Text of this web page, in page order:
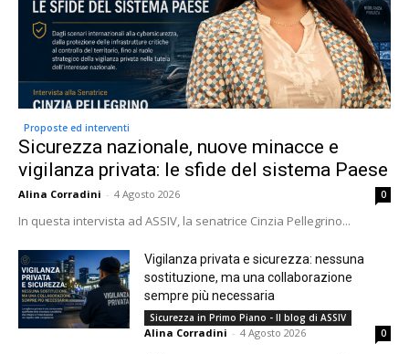
Proposte ed interventi
Sicurezza nazionale, nuove minacce e
vigilanza privata: le sfide del sistema Paese
Alina Corradini - 4 Agosto 2026 0
In questa intervista ad ASSIV, la senatrice Cinzia Pellegrino...
Vigilanza privata e sicurezza: nessuna
sostituzione, ma una collaborazione
sempre più necessaria
Sicurezza in Primo Piano - Il blog di ASSIV
Alina Corradini - 4 Agosto 2026 0